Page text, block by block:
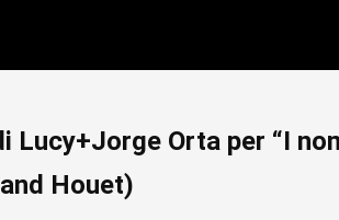
Orta per “I
Houet)